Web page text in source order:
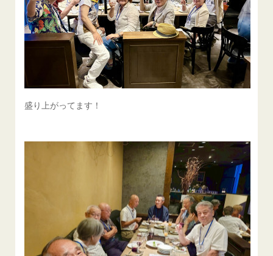
盛り上がってます！